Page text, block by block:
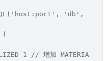
'db',
(
1 // 增加